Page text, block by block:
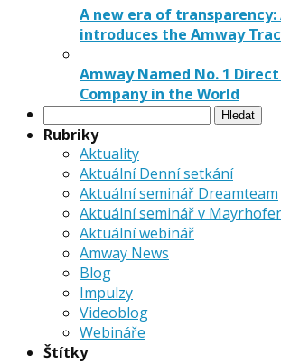
A new era of transparency:
introduces the Amway
Amway Named No. 1
Company in the World
Vyhledávání
Rubriky
Aktuality
Aktuální Denní setkání
Aktuální seminář Dreamteam
Aktuální seminář v
Aktuální webinář
Amway News
Blog
Impulzy
Videoblog
Webináře
Štítky